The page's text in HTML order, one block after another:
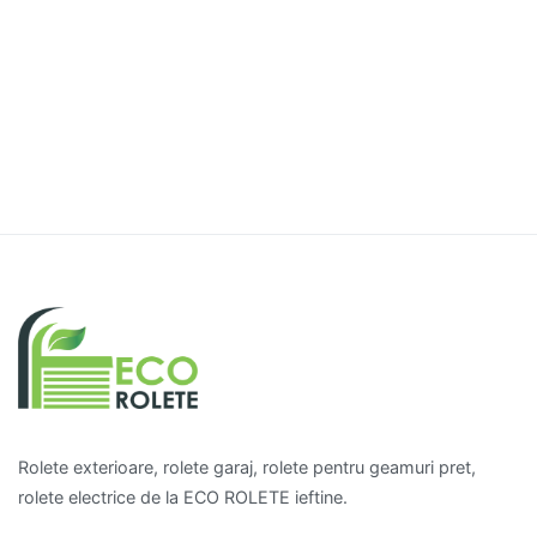
Rolete exterioare, rolete garaj, rolete pentru geamuri pret,
rolete electrice de la ECO ROLETE ieftine.